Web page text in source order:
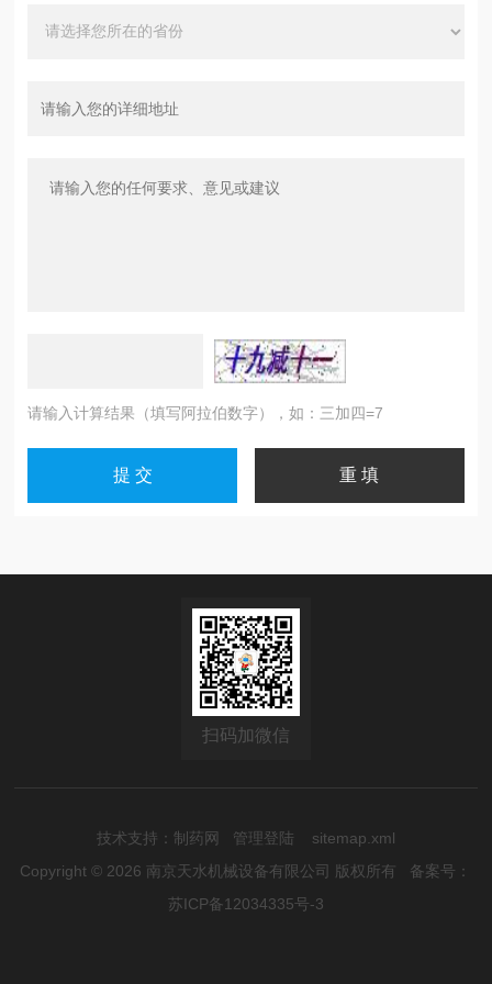
请输入计算结果（填写阿拉伯数字），如：三加四=7
扫码加微信
技术支持： 制药网 管理登陆
sitemap.xml
Copyright © 2026 南京天水机械设备有限公司 版权所有 备案号：
苏ICP备12034335号-3